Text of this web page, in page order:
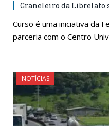
Graneleiro da Librelato
Curso é uma iniciativa da
parceria com o Centro
NOTÍCIAS